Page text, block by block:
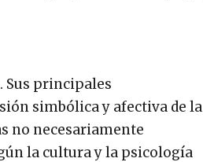
Sus principales
simbólica y afectiva de la
no necesariamente
la cultura y la psicología